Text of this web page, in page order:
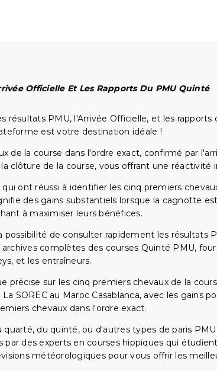
Officielle Et Les Rapports Du PMU Quinté
PMU, l'Arrivée Officielle, et les
est votre destination idéale !
de la course dans l'ordre exact, confirmé par
clôture de la course, vous offrant une réactivité
ont réussi à identifier les cinq premiers
des gains substantiels lorsque la cagnotte
à maximiser leurs bénéfices.
de consulter rapidement les résultats
complètes des courses Quinté PMU,
et les entraîneurs.
précise sur les cinq premiers chevaux de la
SOREC au Maroc Casablanca, avec les gains
chevaux dans l'ordre exact.
du quinté, ou d'autres types de paris
des experts en courses hippiques qui
météorologiques pour vous offrir les